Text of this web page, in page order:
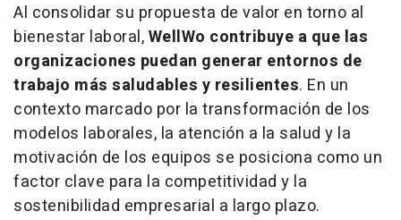
Al consolidar su propuesta de valor en torno al
bienestar laboral,WellWo contribuye a que las
organizaciones puedan generar entornos de
trabajo más saludables y resilientes. En un
contexto marcado por la transformación de los
modelos laborales, la atención a la salud y la
motivación de los equipos se posiciona como un
factor clave para la competitividad y la
sostenibilidad empresarial a largo plazo.